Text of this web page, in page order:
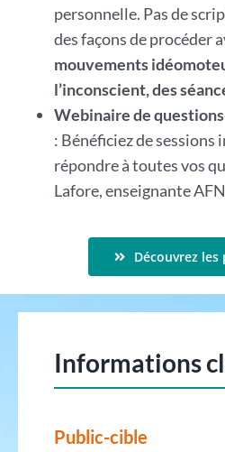
personnelle. Pas de
des façons de procéder
mouvements
l’inconscient, des
Webinaire de
: Bénéficiez de
répondre à toutes vos
Lafore, enseignante
Découvrez
Informations
Public-cible